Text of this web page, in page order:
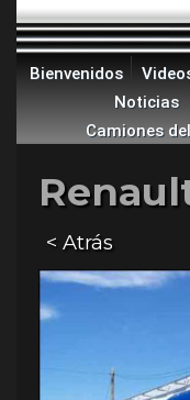
Bienvenidos
Noticias
Camiones
< Atrás